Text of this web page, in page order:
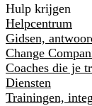
Hulp krijgen
Helpcentrum
Gidsen,
Change
Coaches die je
Diensten
Trainingen,